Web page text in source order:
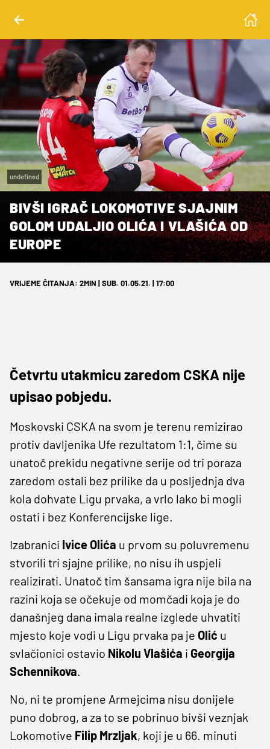
undefined
BIVŠI IGRAČ LOKOMOTIVE SJAJNIM
GOLOM UDALJIO OLIĆA I VLAŠIĆA OD
EUROPE
VRIJEME ČITANJA: 2MIN | SUB. 01.05.21. | 17:00
Četvrtu utakmicu zaredom CSKA nije
upisao pobjedu.
Moskovski CSKA na svom je terenu remizirao
protiv davljenika Ufe rezultatom 1:1, čime su
unatoč prekidu negativne serije od tri poraza
zaredom ostali bez prilike da u posljednja dva
kola dohvate Ligu prvaka, a vrlo lako bi mogli
ostati i bez Konferencijske lige.
Izabranici Ivice Olića u prvom su poluvremenu
stvorili tri sjajne prilike, no nisu ih uspjeli
realizirati. Unatoč tim šansama igra nije bila na
razini koja se očekuje od momčadi koja je do
današnjeg dana imala realne izglede uhvatiti
mjesto koje vodi u Ligu prvaka pa je Olić u
svlačionici ostavio Nikolu Vlašića i Georgija
Schennikova.
No, ni te promjene Armejcima nisu donijele
puno dobrog, a za to se pobrinuo bivši veznjak
Lokomotive Filip Mrzljak, koji je u 66. minuti